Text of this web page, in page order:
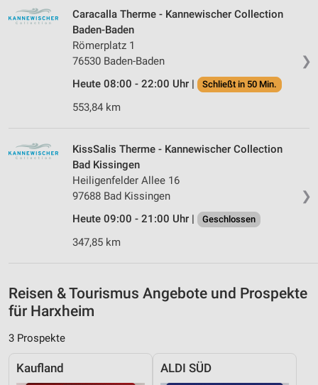
❯
Caracalla Therme - Kannewischer Collection
Baden-Baden
Römerplatz 1
76530 Baden-Baden
Heute 08:00 - 22:00 Uhr |
Schließt in 50 Min.
553,84 km
❯
KissSalis Therme - Kannewischer Collection
Bad Kissingen
Heiligenfelder Allee 16
97688 Bad Kissingen
Heute 09:00 - 21:00 Uhr |
Geschlossen
347,85 km
Reisen & Tourismus Angebote und Prospekte
für Harxheim
3 Prospekte
Kaufland ALDI SÜD
Werbeanzeigen
Erstellung von Profilen für personalisierte
Verwendung von Profilen zur Auswahl
personalisierter Werbung
Verwendung von Profilen zur Auswahl
personalisierter Inhalte
Messung der Werbeleistung
Messung der Performance von Inhalten
Entwicklung und Verbesserung der Angebote
Verwendung reduzierter Daten zur Auswahl von